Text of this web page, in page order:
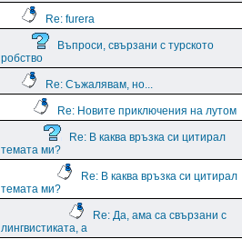
Re: furera
Въпроси, свързани с турското
робство
Re: Съжалявам, но...
Re: Новите приключения на лутом
Re: В каква връзка си цитирал
темата ми?
Re: В каква връзка си цитирал
темата ми?
Re: Да, ама са свързани с
лингвистиката, а